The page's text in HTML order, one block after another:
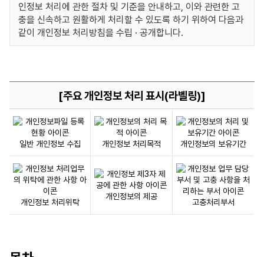
변
경
일,
시
입
니
다.
인정보 처리에 관한 절차 및 기준을 안내하고, 이와 관련한 고
충을 신속하고 원활하게 처리할 수 있도록 하기 위하여 다음과
같이 개인정보 처리방침을 수립 · 공개합니다.
주
요
인
정
보
[주요 개인정보 처리 표시(라벨링)]
일반 개인정보 수집 개인정보 처리목적 개인정보의 보유기간
개인정보 처리위탁
개인정보의 제공
고충처리부서